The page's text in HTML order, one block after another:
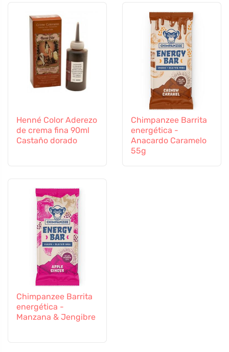
Henné Color Aderezo
de crema fina 90ml
Castaño dorado
Chimpanzee Barrita
energética -
Anacardo Caramelo
55g
Chimpanzee Barrita
energética -
Manzana & Jengibre